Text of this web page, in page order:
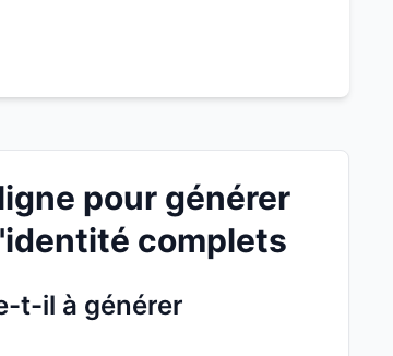
pour générer
complets
t-il à générer